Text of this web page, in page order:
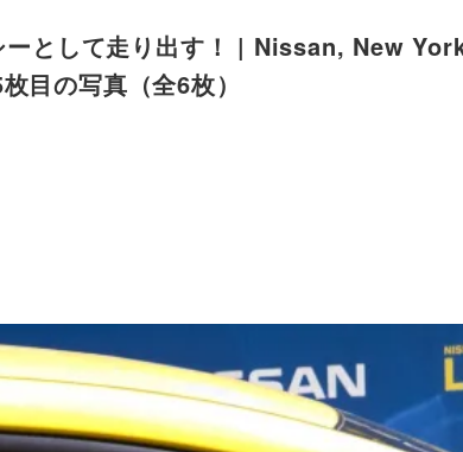
ーとして走り出す！ | Nissan, New
の写真（全6枚）